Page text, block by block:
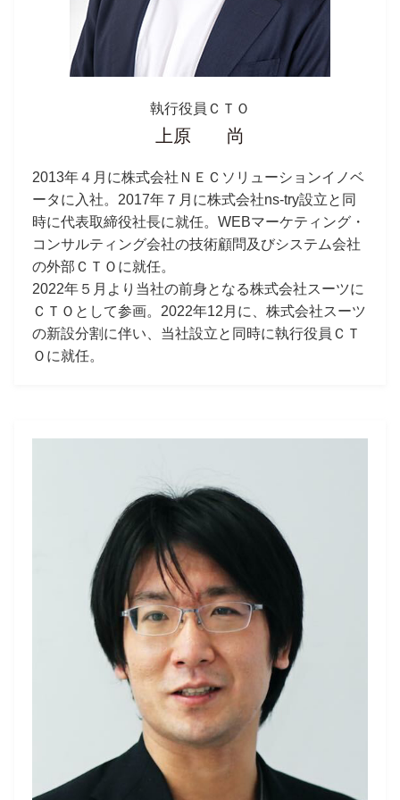
執行役員ＣＴＯ
上原 尚
2013年４月に株式会社ＮＥＣソリューションイノベ
ータに入社。2017年７月に株式会社ns-try設立と同
時に代表取締役社長に就任。WEBマーケティング・
コンサルティング会社の技術顧問及びシステム会社
の外部ＣＴＯに就任。
2022年５月より当社の前身となる株式会社スーツに
ＣＴＯとして参画。2022年12月に、株式会社スーツ
の新設分割に伴い、当社設立と同時に執行役員ＣＴ
Ｏに就任。